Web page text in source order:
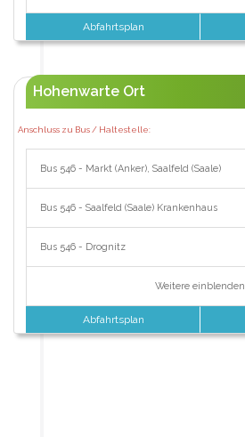
Abfahrtsplan
Hohenwarte Ort
Anschluss zu Bus / Haltestelle:
Bus 546 - Markt (Anker), Saalfeld (Saale)
Bus 546 - Saalfeld (Saale) Krankenhaus
Bus 546 - Drognitz
Weitere einblenden
Abfahrtsplan